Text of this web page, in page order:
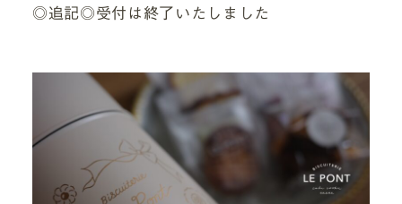
◎追記◎受付は終了いたしました